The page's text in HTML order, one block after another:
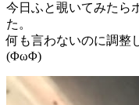
今日ふと覗いてみたら
た。
何も言わないのに調整
(ΦωΦ)